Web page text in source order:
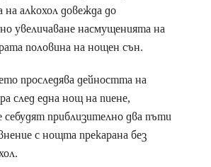
алкохол довежда до
увеличаване насмущенията на
половина на нощен сън.
проследява дейността на
след една нощ на пиене,
себудят приблизително два пъти
с нощта прекарана без